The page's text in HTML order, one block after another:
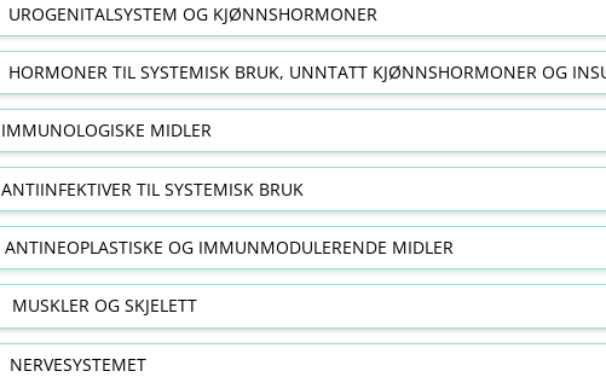
UROGENITALSYSTEM OG KJØNNSHORMONER
HORMONER TIL SYSTEMISK BRUK, UNNTATT KJØNNSHORMONER OG
IMMUNOLOGISKE MIDLER
ANTIINFEKTIVER TIL SYSTEMISK BRUK
ANTINEOPLASTISKE OG IMMUNMODULERENDE MIDLER
MUSKLER OG SKJELETT
NERVESYSTEMET